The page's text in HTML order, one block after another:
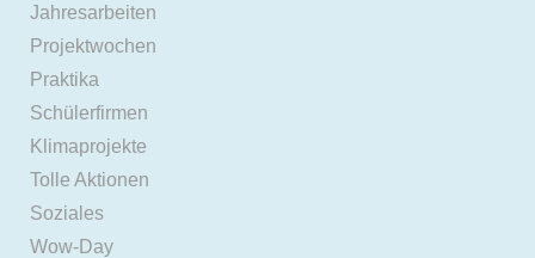
Jahresarbeiten
Projektwochen
Praktika
Schülerfirmen
Klimaprojekte
Tolle Aktionen
Soziales
Wow-Day